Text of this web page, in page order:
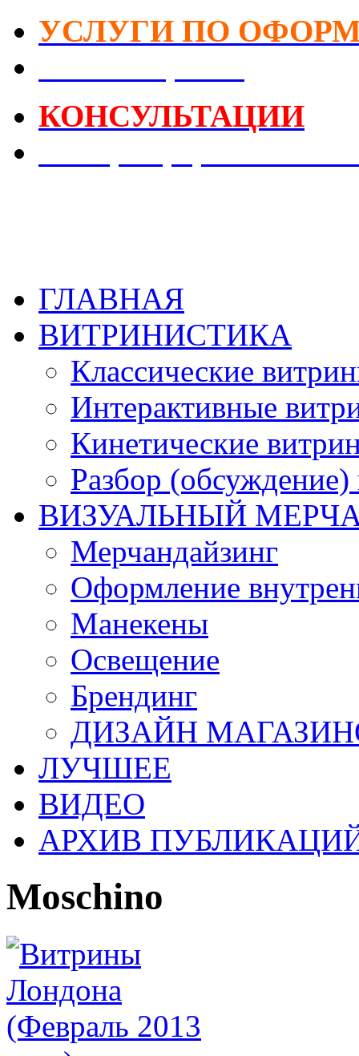
УСЛУГИ ПО
КОНСУЛЬТАЦИИ
ГЛАВНАЯ
ВИТРИНИСТИКА
Классические
Интерактивные
Кинетические
Разбор (обсуждение)
ВИЗУАЛЬНЫЙ
Мерчандайзинг
Оформление
Манекены
Освещение
Брендинг
ДИЗАЙН
ЛУЧШЕЕ
ВИДЕО
АРХИВ
Moschino